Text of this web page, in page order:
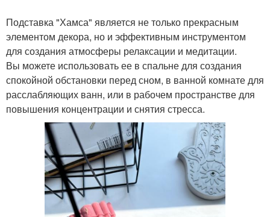
Подставка "Хамса" является не только прекрасным
элементом декора, но и эффективным инструментом
для создания атмосферы релаксации и медитации.
Вы можете использовать ее в спальне для создания
спокойной обстановки перед сном, в ванной комнате для
расслабляющих ванн, или в рабочем пространстве для
повышения концентрации и снятия стресса.